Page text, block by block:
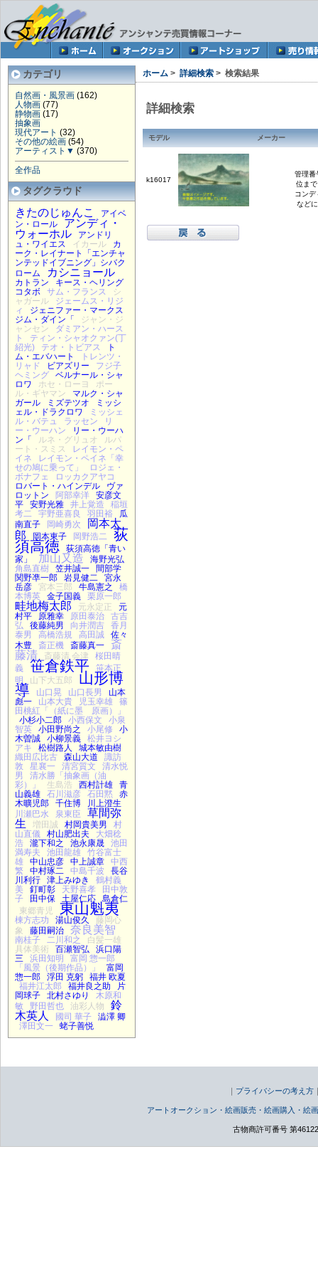
カテゴリ
自然画・風景画(162)
人物画(77)
静物画(17)
抽象画
現代アート (32)
その他の絵画(54)
アーティスト▼ (370)
全作品
タグクラウド
きたのじゅんこ
アイベ
ン・ロール
アンディ・
ウォーホル
アンドリ
ュ・ワイエス
イカール
カ
ーク・レイナート「エンチャ
ンテッドイブニング」シバク
ローム
カシニョール
カトラン
キース・ヘリング
コタボ
サム・フランス
シ
ャガール
ジェームス・リジ
ィ
ジェニファー・マークス
ジム・ダイン「
ジャン・ジ
ャンセン
ダミアン・ハース
ト
ティン・シャオクァン(丁
紹光)
テオ・トビアス
ト
ム・エバハート
トレンツ・
リャド
ビアズリー
フジ子
ヘミング
ベルナール・シャ
ロワ
ホセ・ローヨ
ポー
ル・ギヤマン
マルク・シャ
ガール
ミズテツオ
ミッシ
ェル・ドラクロワ
ミッシェ
ル・バテュ
ラッセン
リ
ー・ウーハン
リー・ウーハ
ン「
ルネ・グリュオ
ルパ
ート・スミス
レイモン・ペ
イネ
レイモン・ペイネ「幸
せの鳩に乗って」
ロジェ・
ボナフェ
ロッカクアヤコ
ロバート・ハインデル
ヴァ
ロットン
阿部幸洋
安彦文
平
安野光雅 井上覚造
稲垣
考二
宇野亜喜良 羽田裕
瓜
南直子
岡崎勇次
岡本太
郎
岡本東子 岡野浩二 荻
須高徳
荻須高徳「青い
家」
加山又造
海野光弘
角島直樹
笠井誠一
間部学
関野凖一郎
岩見健二
宮永
岳彦
宮本三郎 牛島憲之
橋
本博英
金子国義 栗原一郎
畦地梅太郎 元永定正
元
村平
原雅幸 原田泰治
古吉
弘
後藤純男 向井潤吉
香月
泰男
高橋浩規 高田誠
佐々
木豊
斎正機 斎藤真一
斎
藤清
斎藤清 会津
桜田晴
義
笹倉鉄平
笹本正
明
山下大五郎 山形博
導 山口晃 山口長男
山本
彪一
山本大貴 児玉幸雄
篠
田桃紅「（紙に墨 原画）」
小杉小二郎
小西保文
小泉
智英
小田野尚之 小尾修
小
木曽誠
小柳景義
松井ヨシ
アキ
松樹路人
城本敏由樹
織田広比古
森山大道
諏訪
敦
星襄一 清宮質文
清水悦
男
清水勝「抽象画（油
彩）」
生島浩 西村計雄
青
山義雄
石川滋彦 石田黙
赤
木曠児郎
千住博
川上澄生
川瀬巴水
泉東臣
草間弥
生
増田誠 村岡貴美男
村
山直儀
村山肥出夫
大畑稔
浩
瀧下和之 池永康晟
池田
満寿夫
池田龍雄
竹谷富士
雄
中山忠彦 中上誠章
中西
繁
中村琢二 中島千波
長谷
川利行
津上みゆき
鶴村義
美
釘町彰 天野喜孝
田中敦
子
田中保 土屋仁応
島倉仁
東郷青児
東山魁夷
棟方志功 湯山俊久
藤岡心
象
藤田嗣治 奈良美智
南桂子 二川和之
白髪一雄
具体美術
百瀬智弘
浜口陽
三
浜田知明
富岡 惣一郎
「風景（後期作品）」
富岡
惣一郎
浮田 克躬
福井 欧夏
福井江太郎
福井良之助
片
岡球子
北村さゆり
木原和
敏
野田哲也 油彩人物
鈴
木英人
國司 華子
澁澤 卿
澤田文一
蛯子善悦
ホーム > 詳細検索 > 検索結果
詳細検索
モデル メーカー
k16017
管理番
位ま
コンデ
など
｜ プライバシーの考え方
アートオークション・絵画販売・絵画購入・
古物商許可番号 第